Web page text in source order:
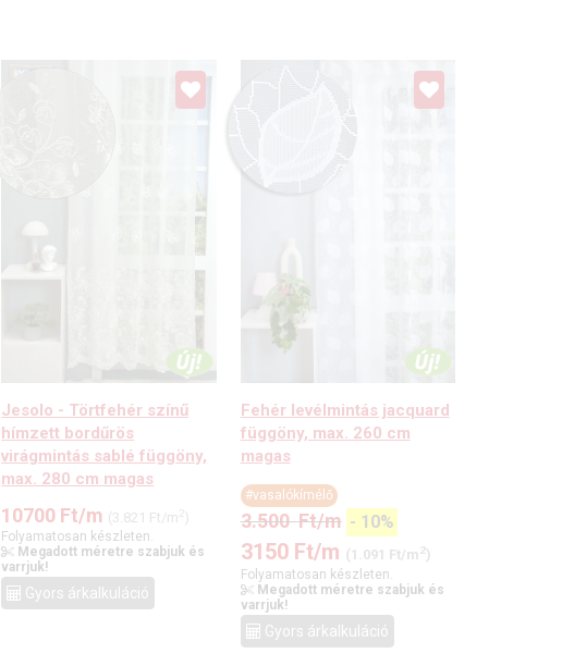
Jesolo - Törtfehér színű
hímzett bordűrös
virágmintás sablé függöny,
max. 280 cm magas
10700 Ft/m (3.821 Ft/m )
Folyamatosan készleten.
Megadott méretre szabjuk és
varrjuk!
Gyors árkalkuláció
Fehér levélmintás jacquard
függöny, max. 260 cm
magas
#vasalókímélő
3.500Ft/m - 10%
3150 Ft/m (1.091 Ft/m 2)
Folyamatosan készleten.
Megadott méretre szabjuk és
varrjuk!
Gyors árkalkuláció